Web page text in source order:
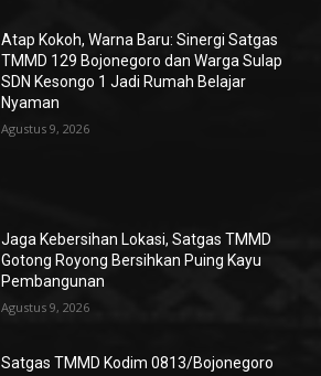
Atap Kokoh, Warna Baru: Sinergi Satgas
TMMD 129 Bojonegoro dan Warga Sulap
SDN Kesongo 1 Jadi Rumah Belajar
Nyaman
Agustus 9, 2026
Jaga Kebersihan Lokasi, Satgas TMMD
Gotong Royong Bersihkan Puing Kayu
Pembangunan
Agustus 9, 2026
Satgas TMMD Kodim 0813/Bojonegoro